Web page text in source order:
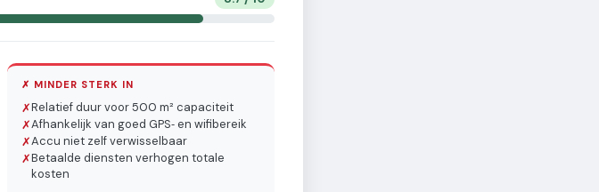
✗ MINDER STERK IN
✗Relatief duur voor 500 m² capaciteit
✗Afhankelijk van goed GPS‑ en wifibereik
✗Accu niet zelf verwisselbaar
✗Betaalde diensten verhogen totale
kosten